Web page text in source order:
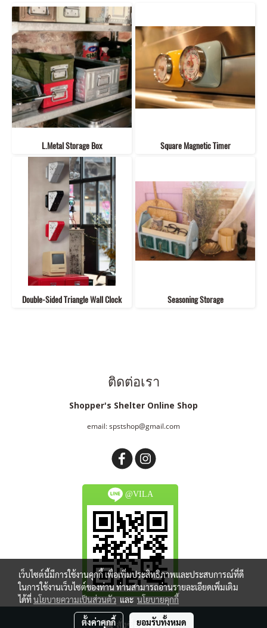
สั่งซื้อสินค้า
L.Metal Storage Box Square Magnetic Timer
Double-Sided Triangle Wall Clock Seasoning Storage
ติดต่อเรา
Shopper's Shelter Online Shop
email: spstshop@gmail.com
@VILA
Copy right by spstshop.com
เว็บไซต์นี้มีการใช้งานคุกกี้ เพื่อเพิ่มประสิทธิภาพและประสบการณ์ที่ดี
ในการใช้งานเว็บไซต์ของท่าน ท่านสามารถอ่านรายละเอียดเพิ่มเติม
ได้ที่นโยบายความเป็นส่วนตัวและนโยบายคุกกี้
ตั้งค่าคุกกี้ ยอมรับทั้งหมด